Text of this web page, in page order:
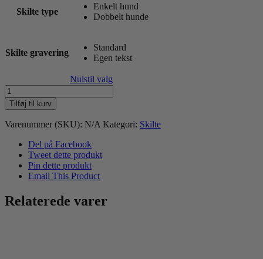
Skilte type
Enkelt hund
Dobbelt hunde
Skilte gravering
Standard
Egen tekst
Nulstil valg
Cocker
Spaniel
metalskilt
antal
Tilføj til kurv
Varenummer (SKU): N/A Kategori: Skilte
Del på Facebook
Tweet dette produkt
Pin dette produkt
Email This Product
Relaterede varer